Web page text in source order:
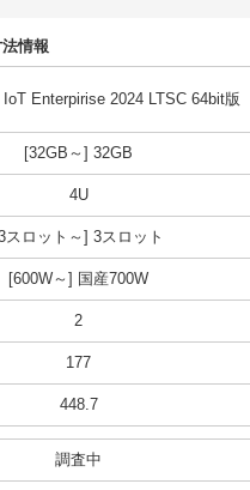
情報
Enterpirise 2024 LTSC 64bit版
[32GB～] 32GB
4U
スロット～] 3スロット
[600W～] 国産700W
2
177
448.7
調査中